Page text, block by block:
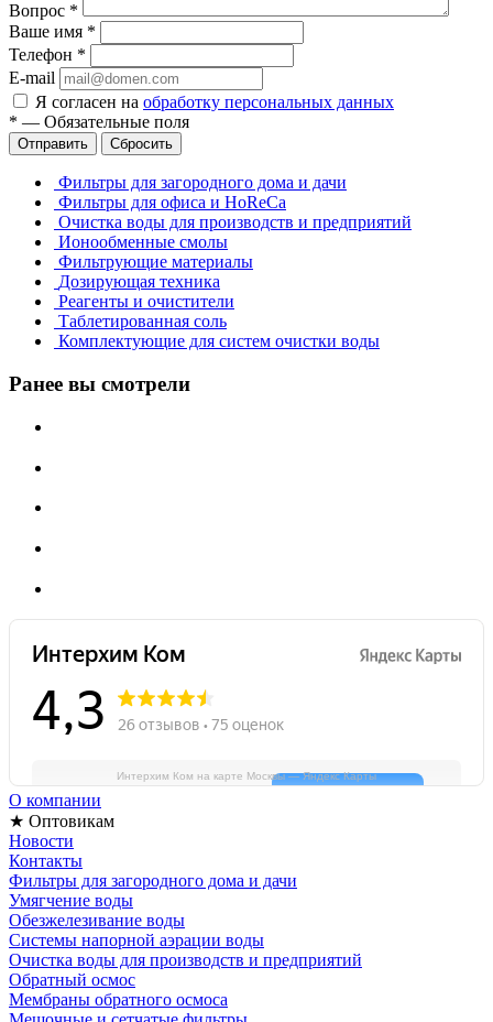
Вопрос *
Ваше имя *
Телефон *
E-mail
Я согласен на обработку персональных данных
* — Обязательные поля
Отправить Сбросить
Фильтры для загородного дома и дачи
Фильтры для офиса и HoReCa
Очистка воды для производств и предприятий
Ионообменные смолы
Фильтрующие материалы
Дозирующая техника
Реагенты и очистители
Таблетированная соль
Комплектующие для систем очистки воды
Ранее вы смотрели
Интерхим Ком на карте Москвы — Яндекс Карты
О компании
★ Оптовикам
Новости
Контакты
Фильтры для загородного дома и дачи
Умягчение воды
Обезжелезивание воды
Системы напорной аэрации воды
Очистка воды для производств и предприятий
Обратный осмос
Мембраны обратного осмоса